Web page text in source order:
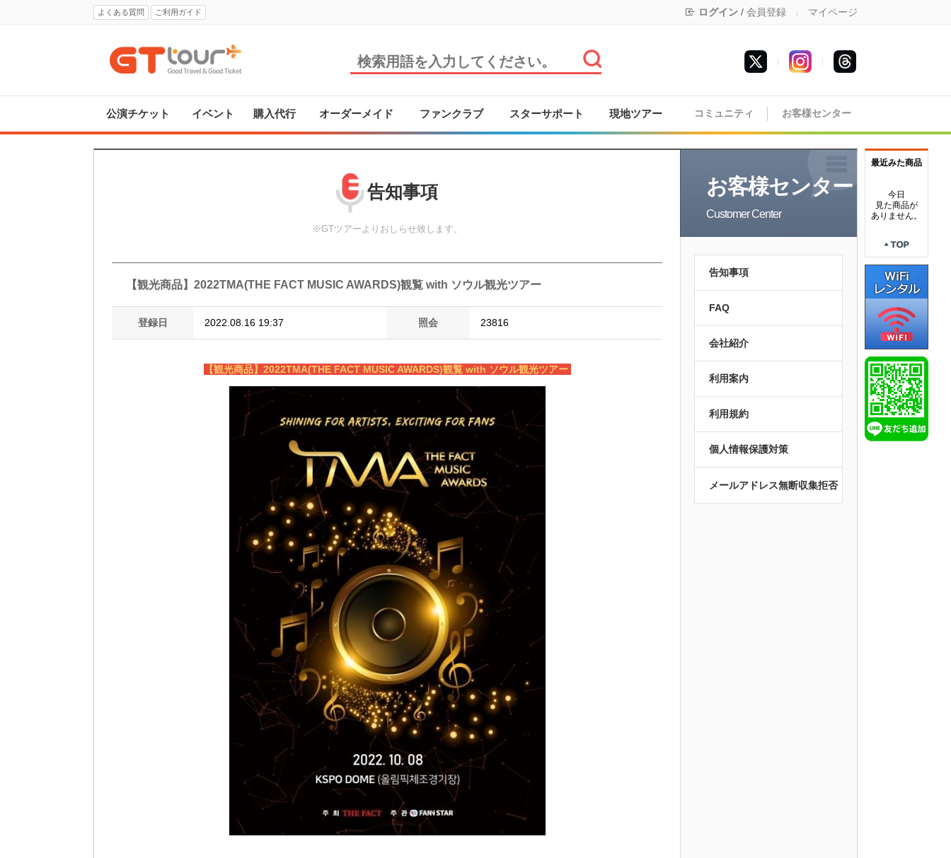
最近みた商品
今日
見た商品が
ありません。
よくある質問 ご利用ガイド ログイン / 会員登録 | マイページ
|
|
公演チケット イベント 購入代行 オーダーメイド ファンクラブ スターサポート 現地ツアー コミュニティ お客様センター
告知事項
※GTツアーよりおしらせ致します。
【観光商品】2022TMA(THE FACT MUSIC AWARDS)観覧 with ソウル観光ツアー
登録日 2022.08.16 19:37 照会 23816
【観光商品】2022TMA(THE FACT MUSIC AWARDS)観覧 with ソウル観光ツアー
お客様センター
Customer Center
告知事項
FAQ
会社紹介
利用案内
利用規約
個人情報保護対策
メールアドレス無断収集拒否